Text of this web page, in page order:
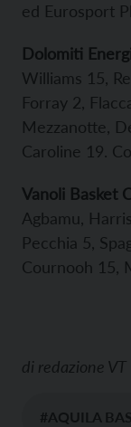
ed Eurosport
Dolomiti
Williams 15,
Forray 2,
Mezzanotte,
Caroline 19.
Vanoli Basket
Agbamu,
Pecchia 5,
Cournooh 15,
di redazione VT
#AQUILA